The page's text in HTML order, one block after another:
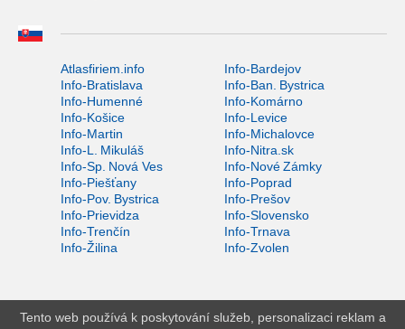
Atlasfiriem.info
Info-Bardejov
Info-Bratislava
Info-Ban. Bystrica
Info-Humenné
Info-Komárno
Info-Košice
Info-Levice
Info-Martin
Info-Michalovce
Info-L. Mikuláš
Info-Nitra.sk
Info-Sp. Nová Ves
Info-Nové Zámky
Info-Piešťany
Info-Poprad
Info-Pov. Bystrica
Info-Prešov
Info-Prievidza
Info-Slovensko
Info-Trenčín
Info-Trnava
Info-Žilina
Info-Zvolen
Tento web používá k poskytování služeb, personalizaci reklam a